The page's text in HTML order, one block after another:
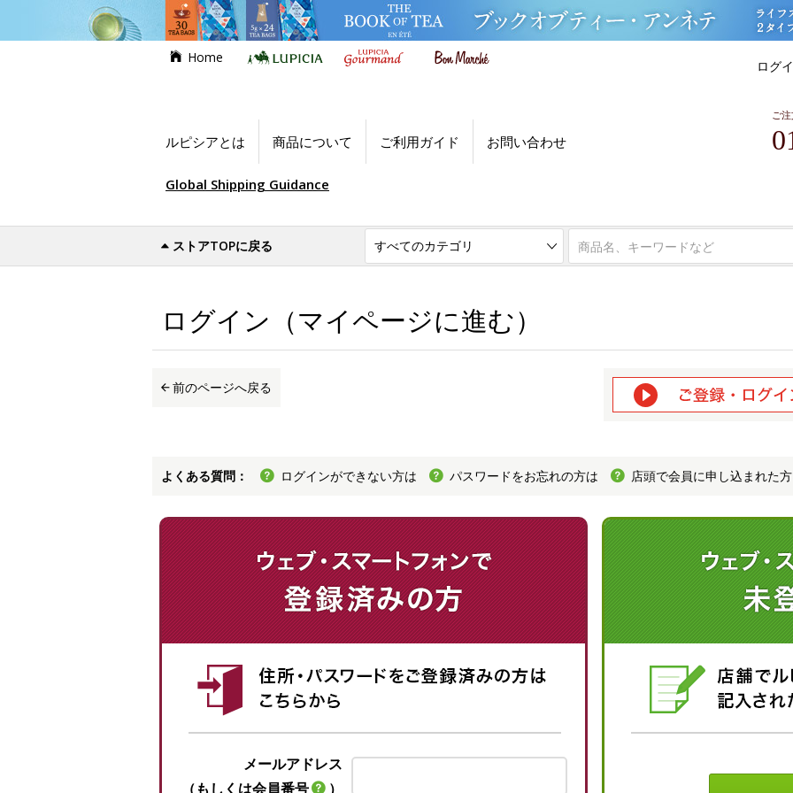
Home
ログ
ルピシアとは 商品について ご利用ガイド お問い合わせ
ご
Global Shipping Guidance
ストアTOPに戻る
世界のお茶専門店ルピシア ログイン（マイページに進む）
ログイン（マイページに進む）
前のページへ戻る
よくある質問： ログインができない方は パスワードをお忘れの方は 店頭で会員に申し込まれた
メールアドレス
（もしくは会員番号
）